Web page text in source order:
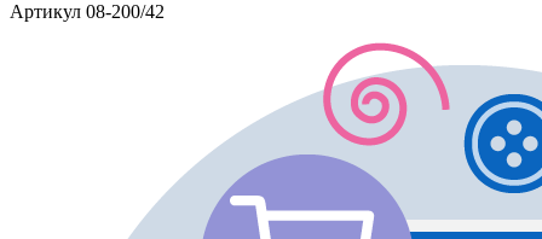
Артикул 08-200/42